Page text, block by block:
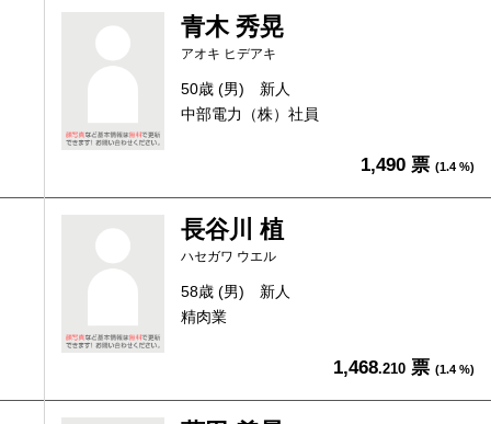
青木 秀晃
アオキ ヒデアキ
50歳 (男)
新人
中部電力（株）社員
1,490 票 (1.4 %)
長谷川 植
ハセガワ ウエル
58歳 (男)
新人
精肉業
1,468.210 票 (1.4 %)